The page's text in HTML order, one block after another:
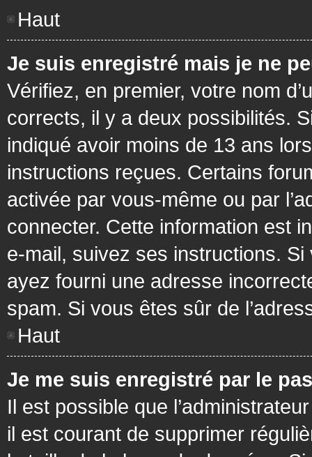
Haut
Je suis enregistré mais je ne
Vérifiez, en premier, votre nom
corrects, il y a deux possibilités.
indiqué avoir moins de 13 ans
instructions reçues. Certains
activée par vous-même ou par
connecter. Cette information est
e-mail, suivez ses instructions. Si
ayez fourni une adresse
spam. Si vous êtes sûr de
Haut
Je me suis enregistré par le
Il est possible que
il est courant de supprimer